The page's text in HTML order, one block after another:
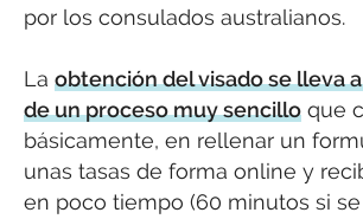
por los consulados australianos.
La obtención del visado se lleva
de un proceso muy sencillo que
básicamente, en rellenar un
unas tasas de forma online y
en poco tiempo (60 minutos si